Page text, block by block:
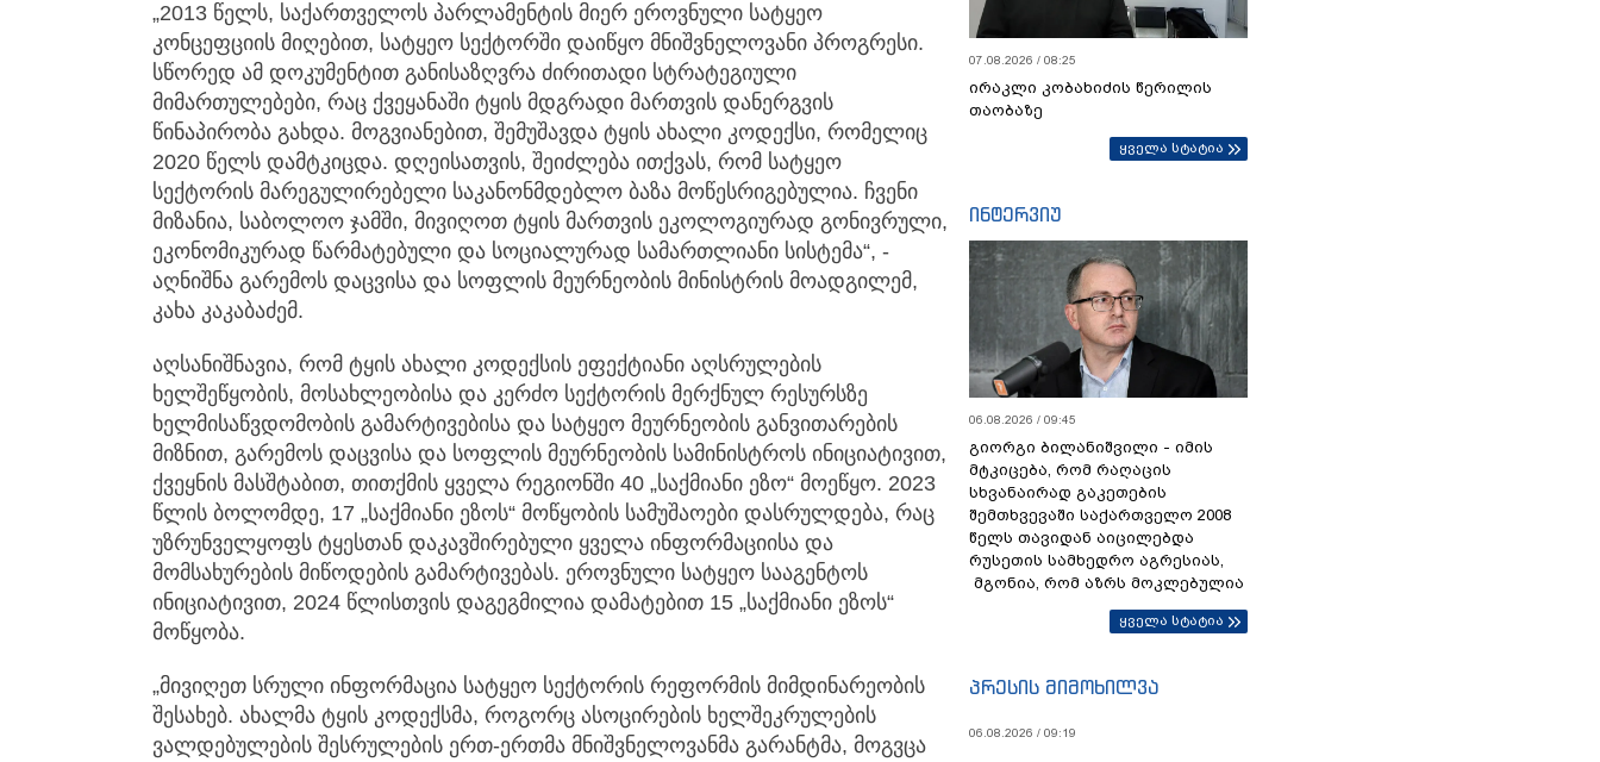
„2013 წელს, საქართველოს პარლამენტის მიერ ეროვნული სატყეო
კონცეფციის მიღებით, სატყეო სექტორში დაიწყო მნიშვნელოვანი პროგრესი.
სწორედ ამ დოკუმენტით განისაზღვრა ძირითადი სტრატეგიული
მიმართულებები, რაც ქვეყანაში ტყის მდგრადი მართვის დანერგვის
წინაპირობა გახდა. მოგვიანებით, შემუშავდა ტყის ახალი კოდექსი, რომელიც
2020 წელს დამტკიცდა. დღეისათვის, შეიძლება ითქვას, რომ სატყეო
სექტორის მარეგულირებელი საკანონმდებლო ბაზა მოწესრიგებულია. ჩვენი
მიზანია, საბოლოო ჯამში, მივიღოთ ტყის მართვის ეკოლოგიურად გონივრული,
ეკონომიკურად წარმატებული და სოციალურად სამართლიანი სისტემა“, -
აღნიშნა გარემოს დაცვისა და სოფლის მეურნეობის მინისტრის მოადგილემ,
კახა კაკაბაძემ.
აღსანიშნავია, რომ ტყის ახალი კოდექსის ეფექტიანი აღსრულების
ხელშეწყობის, მოსახლეობისა და კერძო სექტორის მერქნულ რესურსზე
ხელმისაწვდომობის გამარტივებისა და სატყეო მეურნეობის განვითარების
მიზნით, გარემოს დაცვისა და სოფლის მეურნეობის სამინისტროს ინიციატივით,
ქვეყნის მასშტაბით, თითქმის ყველა რეგიონში 40 „საქმიანი ეზო“ მოეწყო. 2023
წლის ბოლომდე, 17 „საქმიანი ეზოს“ მოწყობის სამუშაოები დასრულდება, რაც
უზრუნველყოფს ტყესთან დაკავშირებული ყველა ინფორმაციისა და
მომსახურების მიწოდების გამარტივებას. ეროვნული სატყეო სააგენტოს
ინიციატივით, 2024 წლისთვის დაგეგმილია დამატებით 15 „საქმიანი ეზოს“
მოწყობა.
„მივიღეთ სრული ინფორმაცია სატყეო სექტორის რეფორმის მიმდინარეობის
შესახებ. ახალმა ტყის კოდექსმა, როგორც ასოცირების ხელშეკრულების
ვალდებულების შესრულების ერთ-ერთმა მნიშვნელოვანმა გარანტმა, მოგვცა
07.08.2026 / 08:25
ირაკლი კობახიძის წერილის
თაობაზე
ყველა სტატია
ინტერვიუ
06.08.2026 / 09:45
გიორგი ბილანიშვილი - იმის
მტკიცება, რომ რაღაცის
სხვანაირად გაკეთების
შემთხვევაში საქართველო 2008
წელს თავიდან აიცილებდა
რუსეთის სამხედრო აგრესიას,
მგონია, რომ აზრს მოკლებულია
ყველა სტატია
პრესის მიმოხილვა
06.08.2026 / 09:19